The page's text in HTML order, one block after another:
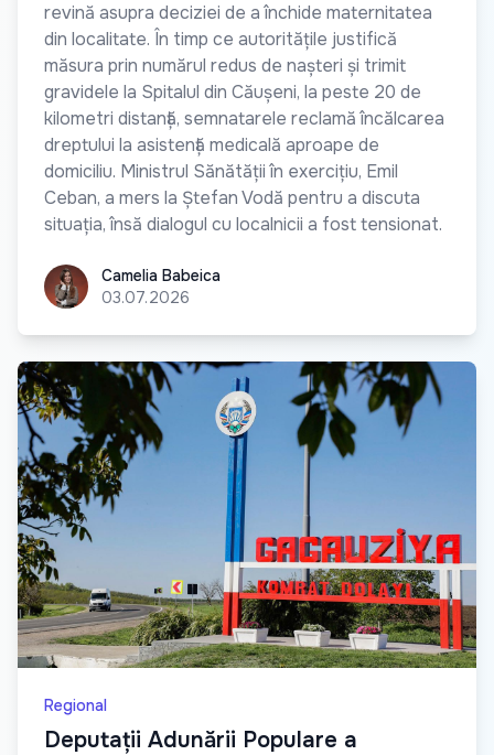
revină asupra deciziei de a închide maternitatea
din localitate. În timp ce autoritățile justifică
măsura prin numărul redus de nașteri și trimit
gravidele la Spitalul din Căușeni, la peste 20 de
kilometri distanță, semnatarele reclamă încălcarea
dreptului la asistență medicală aproape de
domiciliu. Ministrul Sănătății în exercițiu, Emil
Ceban, a mers la Ștefan Vodă pentru a discuta
situația, însă dialogul cu localnicii a fost tensionat.
Camelia Babeica
Camelia Babeica
03.07.2026
Regional
Deputații Adunării Populare a